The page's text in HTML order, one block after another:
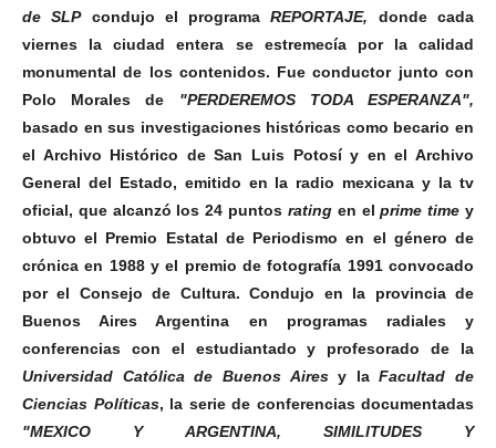
de SLPcondujo el programaREPORTAJE, donde cada
viernes la ciudad entera se estremecía por la calidad
monumental de los contenidos. Fue conductor junto con
Polo Morales de "PERDEREMOS TODA ESPERANZA",
basado en sus investigaciones históricas como becario en
el Archivo Histórico de San Luis Potosí y en el Archivo
General del Estado, emitido en la radio mexicana y la tv
oficial, que alcanzó los 24 puntos ratingen elprime time y
obtuvo el Premio Estatal de Periodismo en el género de
crónica en 1988 y el premio de fotografía 1991 convocado
por el Consejo de Cultura.Condujo en la provincia de
Buenos Aires Argentina en programas radiales y
conferencias con el estudiantado y profesorado de la
Universidad Católica de Buenos Airesy laFacultad de
Ciencias Políticas, la serie de conferencias documentadas
"MEXICO Y ARGENTINA, SIMILITUDES Y